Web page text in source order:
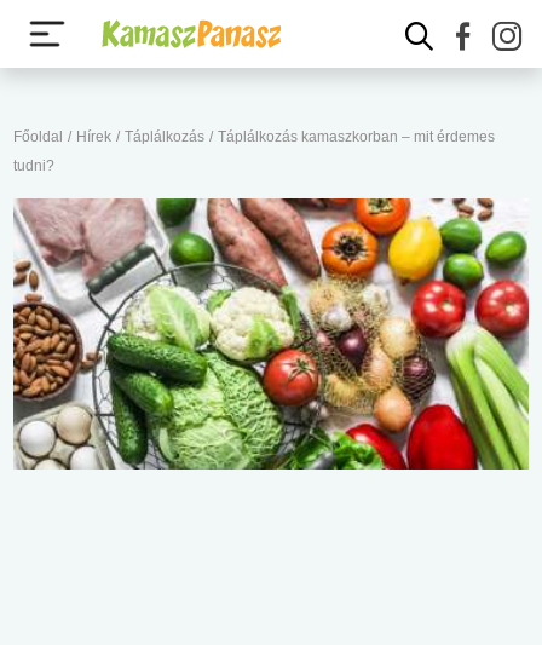
Főoldal / Hírek / Táplálkozás / Táplálkozás kamaszkorban – mit érdemes
tudni?